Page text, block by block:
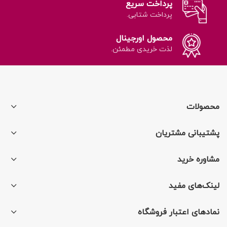
پرداخت سریع
پرداخت شتابی.
محصول اورجینال
لذت خریدی مطمئن.
محصولات
پشتیبانی مشتریان
مشاوره خرید
لینک‌های مفید
نمادهای اعتبار فروشگاه